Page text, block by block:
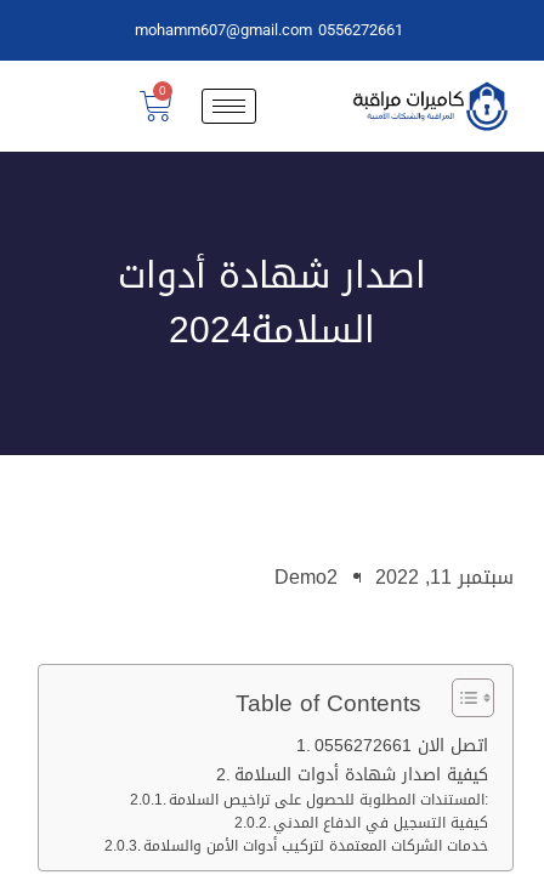
0556272661
mohamm607@gmail.com
اصدار شهادة أدوات
السلامة2024
سبتمبر 11, 2022 Demo2
Table of Contents
اتصل الان 0556272661
كيفية اصدار شهادة أدوات السلامة
كيفية التسجيل في الدفاع المدني
خدمات الشركات المعتمدة لتركيب أدوات الأمن والسلامة